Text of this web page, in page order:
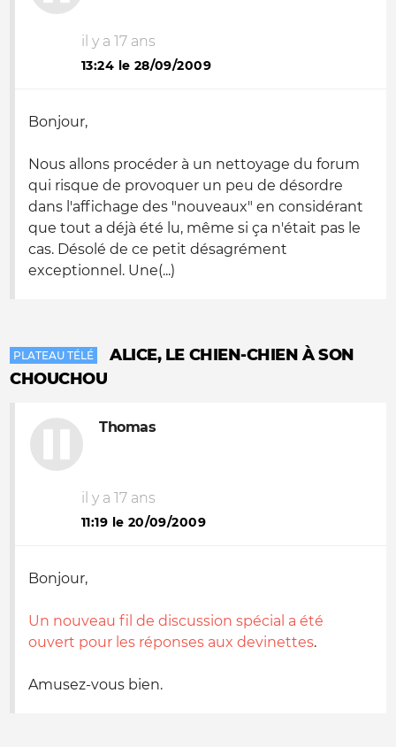
il y a 17 ans
13:24 le 28/09/2009
Bonjour,
Nous allons procéder à un nettoyage du forum
qui risque de provoquer un peu de désordre
dans l'affichage des "nouveaux" en considérant
que tout a déjà été lu, même si ça n'était pas le
cas. Désolé de ce petit désagrément
exceptionnel. Une(...)
PLATEAU TÉLÉ
ALICE, LE CHIEN-CHIEN À SON
CHOUCHOU
Thomas
il y a 17 ans
11:19 le 20/09/2009
Bonjour,
Un nouveau fil de discussion spécial a été
ouvert pour les réponses aux devinettes.
Amusez-vous bien.